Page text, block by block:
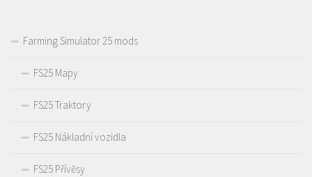
Farming Simulator 25 mods
FS25 Mapy
FS25 Traktory
FS25 Nákladní vozidla
FS25 Přívěsy